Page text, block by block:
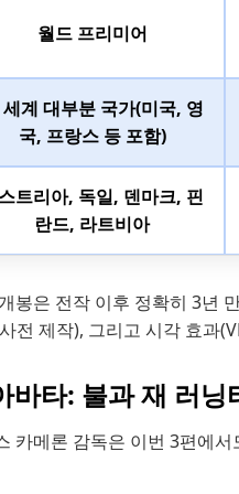
월드 프리미어
계 대부분 국가(미국, 영
국, 프랑스 등 포함)
트리아, 독일, 덴마크, 핀
란드, 라트비아
봉은 전작 이후 정확히 3년
전 제작), 그리고 시각 효과
바타: 불과 재 러닝
카메론 감독은 이번 3편에